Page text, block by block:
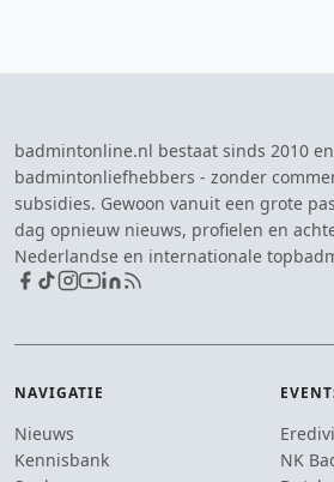
badmintonline.nl bestaat sinds 2010
badmintonliefhebbers - zonder
subsidies. Gewoon vanuit een grote
dag opnieuw nieuws, profielen en
Nederlandse en internationale
NAVIGATIE
Nieuws
Kennisbank
NK